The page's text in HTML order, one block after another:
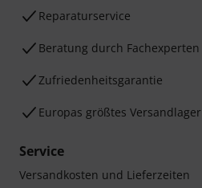
Reparaturservice
Beratung durch Fachexperten
Zufriedenheitsgarantie
Europas größtes Versandlager
Service
Versandkosten und Lieferzeiten